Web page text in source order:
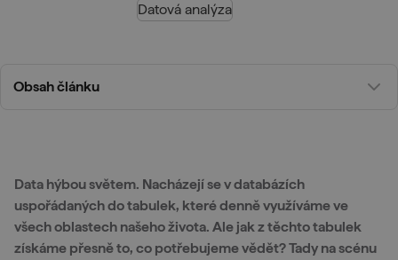
Datová analýza
Obsah článku
Data hýbou světem. Nacházejí se v databázích
uspořádaných do tabulek, které denně využíváme ve
všech oblastech našeho života. Ale jak z těchto tabulek
získáme přesně to, co potřebujeme vědět? Tady na scénu